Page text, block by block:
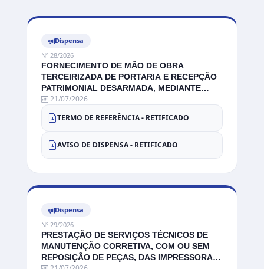
Dispensa
Nº 28/2026
FORNECIMENTO DE MÃO DE OBRA
TERCEIRIZADA DE PORTARIA E RECEPÇÃO
PATRIMONIAL DESARMADA, MEDIANTE
DISPONIBILIZAÇÃO DE POSTOS FIXOS DE
TRABALHO E DIÁRIAS EVENTUAIS, PARA
ATENDIMENTO ÀS NECESSIDADES
OPERACIONAIS DA CÂMARA MUNICIPAL DE
CATALÃO.
21/07/2026
TERMO DE REFERÊNCIA - RETIFICADO
AVISO DE DISPENSA - RETIFICADO
Dispensa
Nº 29/2026
PRESTAÇÃO DE SERVIÇOS TÉCNICOS DE
MANUTENÇÃO CORRETIVA, COM OU SEM
REPOSIÇÃO DE PEÇAS, DAS IMPRESSORAS